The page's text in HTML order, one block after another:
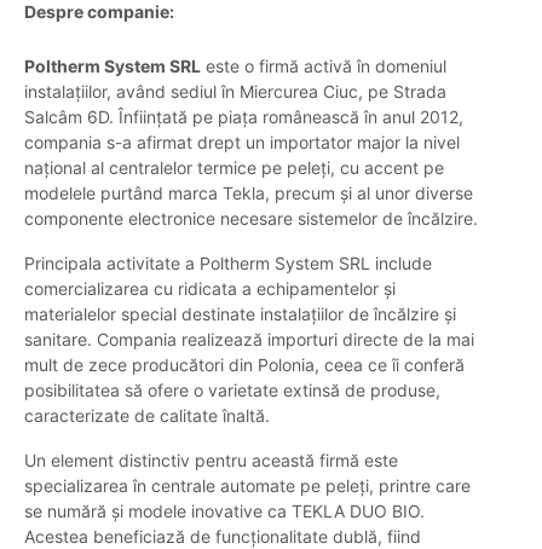
Despre companie:
Poltherm System SRL este o firmă activă în domeniul
instalațiilor, având sediul în Miercurea Ciuc, pe Strada
Salcâm 6D. Înființată pe piața românească în anul 2012,
compania s-a afirmat drept un importator major la nivel
național al centralelor termice pe peleți, cu accent pe
modelele purtând marca Tekla, precum și al unor diverse
componente electronice necesare sistemelor de încălzire.
Principala activitate a Poltherm System SRL include
comercializarea cu ridicata a echipamentelor și
materialelor special destinate instalațiilor de încălzire și
sanitare. Compania realizează importuri directe de la mai
mult de zece producători din Polonia, ceea ce îi conferă
posibilitatea să ofere o varietate extinsă de produse,
caracterizate de calitate înaltă.
Un element distinctiv pentru această firmă este
specializarea în centrale automate pe peleți, printre care
se numără și modele inovative ca TEKLA DUO BIO.
Acestea beneficiază de funcționalitate dublă, fiind